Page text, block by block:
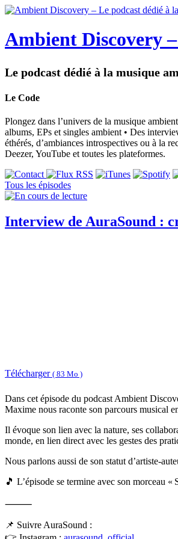
Ambient Discovery
Le podcast dédié à la musique
Le Code
Plongez dans l’univers de la musique
albums, EPs et singles ambient • Des
éthérés, d’ambiances introspectives ou à la
Deezer, YouTube et toutes les plateformes.
Tous les épisodes
Interview de AuraSound :
Télécharger ( 83 Mo )
Dans cet épisode du podcast Ambient
Maxime nous raconte son parcours musical
Il évoque son lien avec la nature, ses
monde, en lien direct avec les gestes des
Nous parlons aussi de son statut d’artiste-
🎵 L’épisode se termine avec son morceau
⸻
📌 Suivre AuraSound :